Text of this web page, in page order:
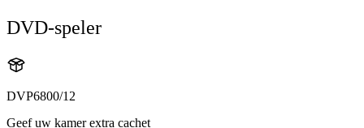
DVD-speler
DVP6800/12
Geef uw kamer extra cachet